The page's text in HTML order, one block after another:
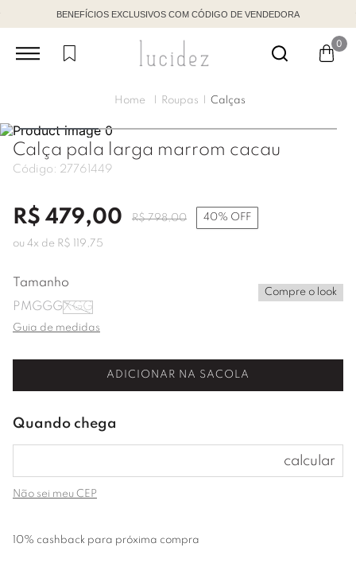
BENEFÍCIOS EXCLUSIVOS COM CÓDIGO DE VENDEDORA
0
Roupas Calças
Calça pala larga marrom cacau
Código: 27761449
R$ 479,00 R$ 798,00 40% OFF
ou 4x de R$ 119 ,75
Tamanho
PMGGGXGG
Compre o look
Guia de medidas
ADICIONAR NA SACOLA
Não sei meu CEP
10% cashback para próxima compra